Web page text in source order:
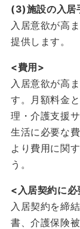
(3)施設の入居
入居意欲が高
提供します。
<費用>
入居意欲が高
す。月額料金
理・介護支援
生活に必要な
より費用に関
う。
<入居契約に
入居契約を締
書、介護保険